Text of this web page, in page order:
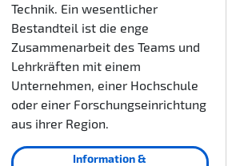
Technik. Ein wesentlicher
Bestandteil ist die enge
Zusammenarbeit des Teams und
Lehrkräften mit einem
Unternehmen, einer Hochschule
oder einer Forschungseinrichtung
aus ihrer Region.
Information &